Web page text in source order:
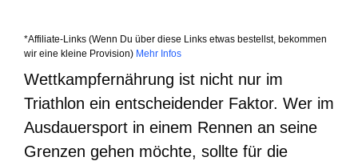
*Affiliate-Links (Wenn Du über diese Links etwas bestellst, bekommen
wir eine kleine Provision) Mehr Infos
Wettkampfernährung ist nicht nur im
Triathlon ein entscheidender Faktor. Wer im
Ausdauersport in einem Rennen an seine
Grenzen gehen möchte, sollte für die